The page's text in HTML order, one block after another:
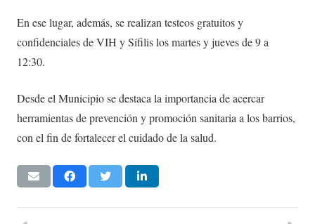
En ese lugar, además, se realizan testeos gratuitos y
confidenciales de VIH y Sífilis los martes y jueves de 9 a
12:30.
Desde el Municipio se destaca la importancia de acercar
herramientas de prevención y promoción sanitaria a los barrios,
con el fin de fortalecer el cuidado de la salud.